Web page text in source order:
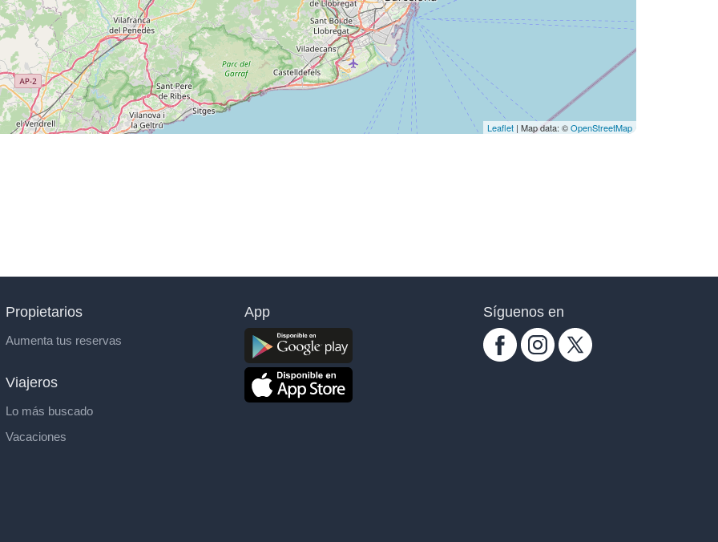
Leaflet | Map data: ©OpenStreetMap
Propietarios
Aumenta tus reservas
Viajeros
Lo más buscado
Vacaciones
App Síguenos en